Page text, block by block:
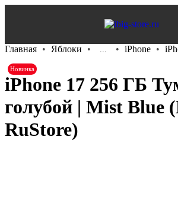
Главная Яблоки ... iPhone
Новинка
iPhone 17 256 ГБ
голубой | Mist Blue
RuStore)